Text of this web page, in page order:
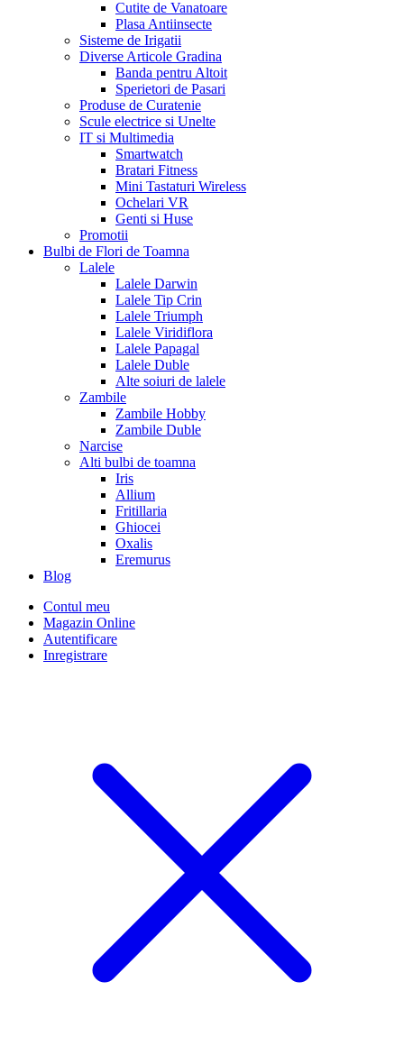
Cutite de Vanatoare
Plasa Antiinsecte
Sisteme de Irigatii
Diverse Articole Gradina
Banda pentru Altoit
Sperietori de Pasari
Produse de Curatenie
Scule electrice si Unelte
IT si Multimedia
Smartwatch
Bratari Fitness
Mini Tastaturi Wireless
Ochelari VR
Genti si Huse
Promotii
Bulbi de Flori de Toamna
Lalele
Lalele Darwin
Lalele Tip Crin
Lalele Triumph
Lalele Viridiflora
Lalele Papagal
Lalele Duble
Alte soiuri de lalele
Zambile
Zambile Hobby
Zambile Duble
Narcise
Alti bulbi de toamna
Iris
Allium
Fritillaria
Ghiocei
Oxalis
Eremurus
Blog
Contul meu
Magazin Online
Autentificare
Inregistrare